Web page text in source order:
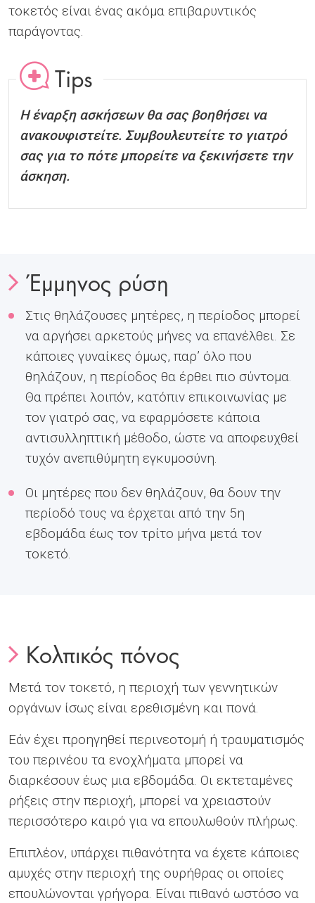
τοκετός είναι ένας ακόμα επιβαρυντικός
παράγοντας.
Tips
Η έναρξη ασκήσεων θα σας βοηθήσει να
ανακουφιστείτε. Συμβουλευτείτε το γιατρό
σας για το πότε μπορείτε να ξεκινήσετε την
άσκηση.
Έμμηνος ρύση
Στις θηλάζουσες μητέρες, η περίοδος μπορεί
να αργήσει αρκετούς μήνες να επανέλθει. Σε
κάποιες γυναίκες όμως, παρ’ όλο που
θηλάζουν, η περίοδος θα έρθει πιο σύντομα.
Θα πρέπει λοιπόν, κατόπιν επικοινωνίας με
τον γιατρό σας, να εφαρμόσετε κάποια
αντισυλληπτική μέθοδο, ώστε να αποφευχθεί
τυχόν ανεπιθύμητη εγκυμοσύνη.
Οι μητέρες που δεν θηλάζουν, θα δουν την
περίοδό τους να έρχεται από την 5η
εβδομάδα έως τον τρίτο μήνα μετά τον
τοκετό.
Κολπικός πόνος
Μετά τον τοκετό, η περιοχή των γεννητικών
οργάνων ίσως είναι ερεθισμένη και πονά.
Εάν έχει προηγηθεί περινεοτομή ή τραυματισμός
του περινέου τα ενοχλήματα μπορεί να
διαρκέσουν έως μια εβδομάδα. Οι εκτεταμένες
ρήξεις στην περιοχή, μπορεί να χρειαστούν
περισσότερο καιρό για να επουλωθούν πλήρως.
Επιπλέον, υπάρχει πιθανότητα να έχετε κάποιες
αμυχές στην περιοχή της ουρήθρας οι οποίες
επουλώνονται γρήγορα. Είναι πιθανό ωστόσο να